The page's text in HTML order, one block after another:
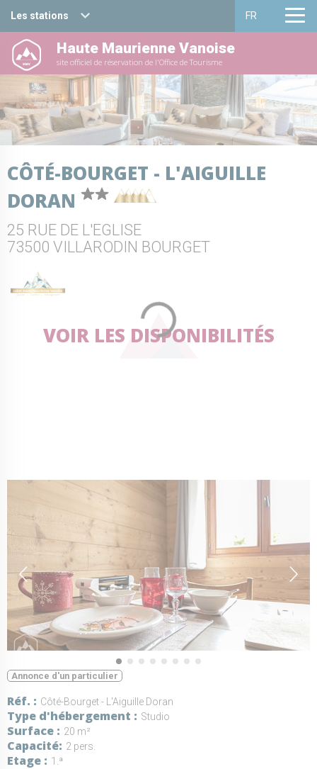
Les stations
Haute Maurienne Vanoise
Valfréjus
La Norma
Aussois
Val Cenis
Bessans
Bonneval sur arc
FR
Français
English
Haute Maurienne Vanoise
site officiel de réservation de l'Office de Tourisme
Annonce d'un particulier
Réf. Côté-Bourget - L'Aiguille Doran
Type d'hébergement Studio
Surface 20 m²
Capacité 2 pers.
Etage 1.ª
CÔTÉ-BOURGET - L'AIGUILLE
DORAN
25 RUE DE L'EGLISE
73500 VILLARODIN BOURGET
VOIR LES DISPONIBILITÉS